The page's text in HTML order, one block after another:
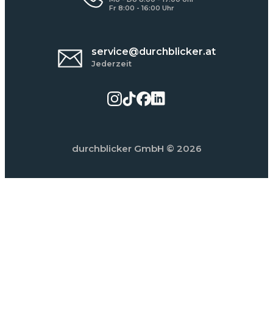
Fr 8:00 - 16:00 Uhr
service@durchblicker.at
Jederzeit
durchblicker GmbH © 2026